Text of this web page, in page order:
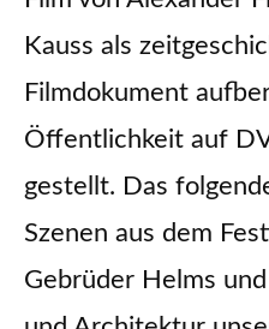
Kauss als
Filmdokument
Öffentlichkeit auf
gestellt. Das
Szenen aus dem
Gebrüder Helms